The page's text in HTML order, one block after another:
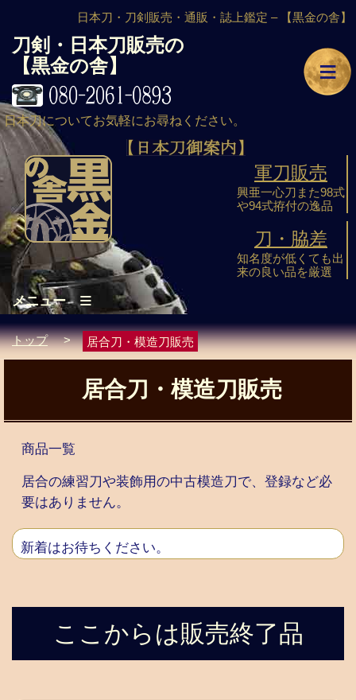
≡
日本刀・刀剣販売・通販・誌上鑑定 – 【黒金の舎】
刀剣・日本刀販売の
【黒金の舎】
日本刀についてお気軽にお尋ねください。
軍刀販売
興亜一心刀また98式
や94式拵付の逸品
刀・脇差
知名度が低くても出
来の良い品を厳選
メニュー≡
トップ > 居合刀・模造刀販売
居合刀・模造刀販売
商品一覧
居合の練習刀や装飾用の中古模造刀で、登録など必
要はありません。
新着はお待ちください。
ここからは販売終了品